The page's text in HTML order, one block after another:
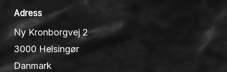
Adress
Ny Kronborgvej 2
3000 Helsingør
Danmark